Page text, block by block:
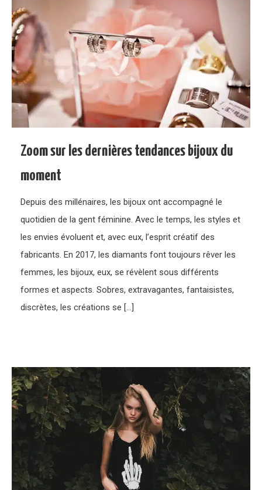
Zoom sur les dernières tendances bijoux du
moment
Depuis des millénaires, les bijoux ont accompagné le
quotidien de la gent féminine. Avec le temps, les styles et
les envies évoluent et, avec eux, l’esprit créatif des
fabricants. En 2017, les diamants font toujours rêver les
femmes, les bijoux, eux, se révèlent sous différents
formes et aspects. Sobres, extravagantes, fantaisistes,
discrètes, les créations se […]